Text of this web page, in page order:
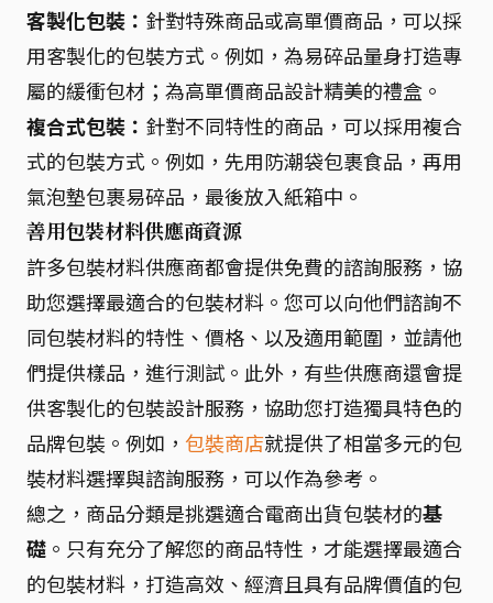
客製化包裝： 針對特殊商品或高單價商品，可以採
用客製化的包裝方式。例如，為易碎品量身打造專
屬的緩衝包材；為高單價商品設計精美的禮盒。
複合式包裝： 針對不同特性的商品，可以採用複合
式的包裝方式。例如，先用防潮袋包裹食品，再用
氣泡墊包裹易碎品，最後放入紙箱中。
善用包裝材料供應商資源
許多包裝材料供應商都會提供免費的諮詢服務，協
助您選擇最適合的包裝材料。您可以向他們諮詢不
同包裝材料的特性、價格、以及適用範圍，並請他
們提供樣品，進行測試。此外，有些供應商還會提
供客製化的包裝設計服務，協助您打造獨具特色的
品牌包裝。例如， 包裝商店就提供了相當多元的包
裝材料選擇與諮詢服務，可以作為參考。
總之，商品分類是挑選適合電商出貨包裝材的基
礎 。只有充分了解您的商品特性，才能選擇最適合
的包裝材料，打造高效、經濟且具有品牌價值的包